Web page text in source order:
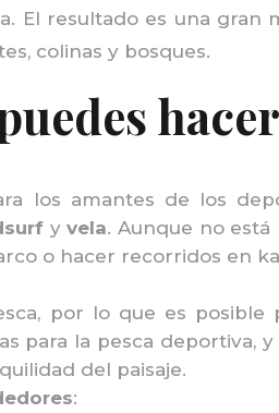
El resultado es una gran
colinas y bosques.
los amantes de los
yvela. Aunque no
o hacer recorridos en
por lo que es posible
para la pesca
del paisaje.
: